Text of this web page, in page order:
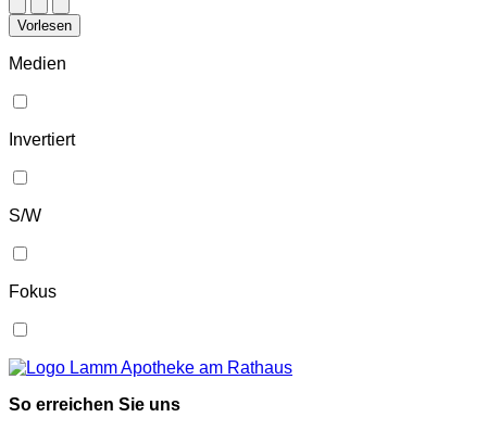
Vorlesen
Medien
Invertiert
S/W
Fokus
So erreichen Sie uns